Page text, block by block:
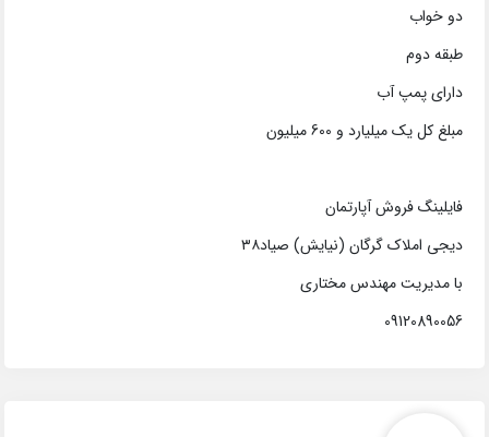
دو خواب
طبقه دوم
دارای پمپ آب
مبلغ کل یک میلیارد و 600 میلیون
فایلینگ فروش آپارتمان
دیجی املاک گرگان (نیایش) صیاد۳۸
با مدیریت مهندس مختاری
09120890056